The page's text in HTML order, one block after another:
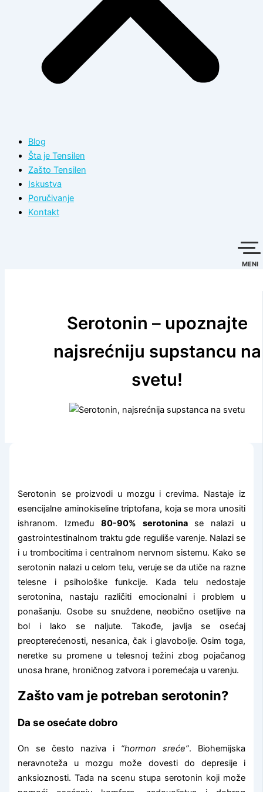
Blog
Šta je Tensilen
Zašto Tensilen
Iskustva
Poručivanje
Kontakt
MENI
Serotonin – upoznajte
najsrećniju supstancu na
svetu!
Serotonin se proizvodi u mozgu i crevima. Nastaje iz
esencijalne aminokiseline triptofana, koja se mora unositi
ishranom. Između 80-90% serotoninase nalazi u
gastrointestinalnom traktu gde reguliše varenje. Nalazi se
i u trombocitima i centralnom nervnom sistemu. Kako se
serotonin nalazi u celom telu, veruje se da utiče na razne
telesne i psihološke funkcije. Kada telu nedostaje
serotonina, nastaju različiti emocionalni i problem u
ponašanju. Osobe su snuždene, neobično osetljive na
bol i lako se naljute. Takođe, javlja se osećaj
preopterećenosti, nesanica, čak i glavobolje. Osim toga,
neretke su promene u telesnoj težini zbog pojačanog
unosa hrane, hroničnog zatvora i poremećaja u varenju.
Zašto vam je potreban serotonin?
Da se osećate dobro
On se često naziva i “hormon sreće”. Biohemijska
neravnoteža u mozgu može dovesti do depresije i
anksioznosti. Tada na scenu stupa serotonin koji može